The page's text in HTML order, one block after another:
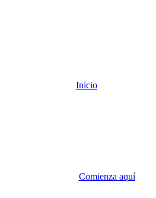
Inicio
Comienza aquí